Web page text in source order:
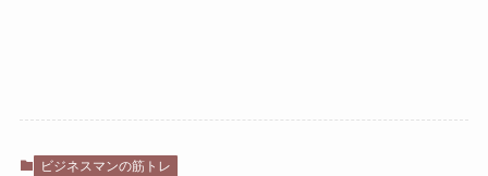
ビジネスマンの筋トレ